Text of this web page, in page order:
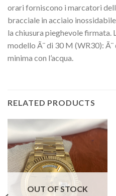
orari forniscono i marcatori
bracciale in acciaio
la chiusura pieghevole firmata.
modello Ã¨ di 30 M (WR30): Ã¨
minima con l’acqua.
RELATED PRODUCTS
OUT OF STOCK